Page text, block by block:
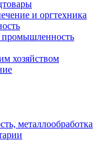
и оргтехника
промышленность
хозяйством
металлообработка